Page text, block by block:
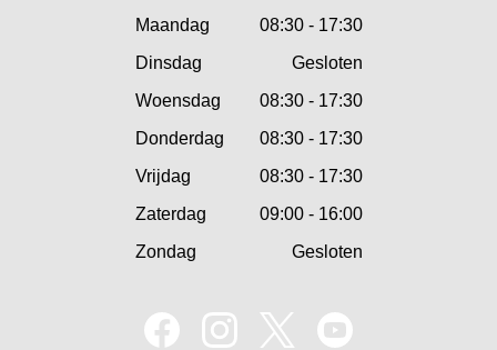
Maandag
08:30 - 17:30
Dinsdag
Gesloten
Woensdag
08:30 - 17:30
Donderdag
08:30 - 17:30
Vrijdag
08:30 - 17:30
Zaterdag
09:00 - 16:00
Zondag
Gesloten